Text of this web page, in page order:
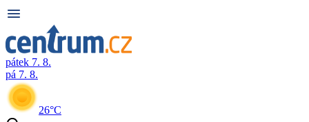
pátek 7. 8.
pá 7. 8.
26°C